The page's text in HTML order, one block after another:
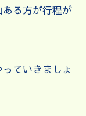
る方が行程が
ていきましょ